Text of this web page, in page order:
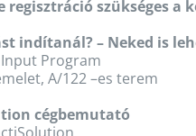
regisztráció szükséges a
indítanál? – Neked is
Program
A/122 –es terem
cégbemutató